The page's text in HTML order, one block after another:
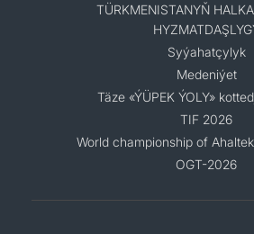
TÜRKMENISTANYŇ
Syýahatçylyk
Medeniýet
Täze «ÝÜPEK ÝOLY»
TIF 2026
World championship of
OGT-2026